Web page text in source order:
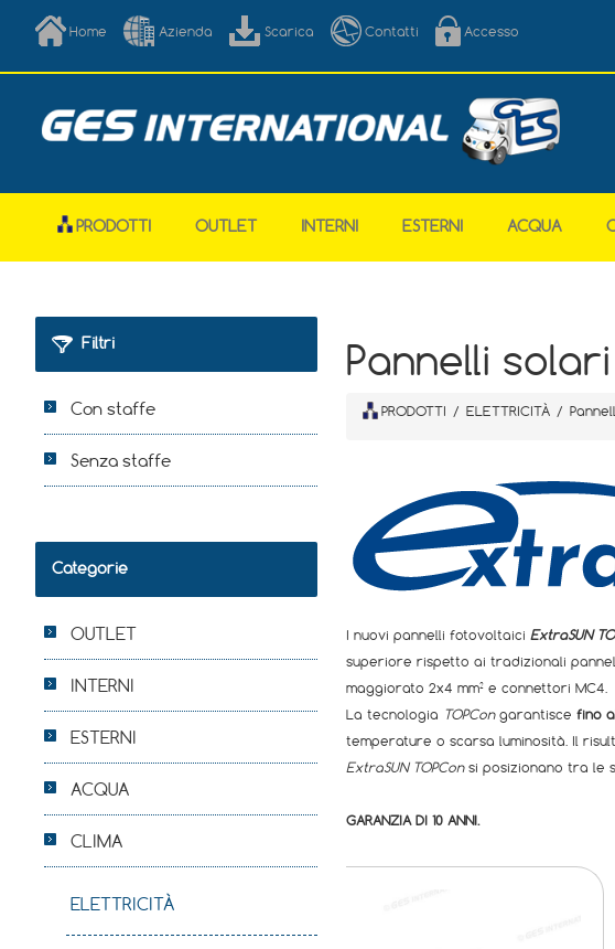
Home Azienda Scarica Contatti Accesso
PRODOTTI OUTLET INTERNI ESTERNI ACQUA
Pannelli
PRODOTTI / ELETTRICITÀ /
I nuovi pannelli fotovoltaici ExtraSUN
superiore rispetto ai tradizionali
maggiorato 2x4 mm² e connettori MC4.
La tecnologia TOPCongarantisce fino
temperature o scarsa luminosità. Il
ExtraSUN TOPConsi posizionano tra le
GARANZIA DI 10 ANNI.
Filtri
Con staffe
Senza staffe
Categorie
OUTLET
INTERNI
ESTERNI
ACQUA
CLIMA
ELETTRICITÀ